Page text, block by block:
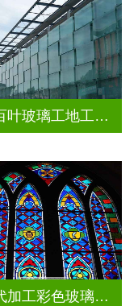
中空百叶玻璃工地工装装饰玻璃
泉州代加工彩色玻璃穹顶